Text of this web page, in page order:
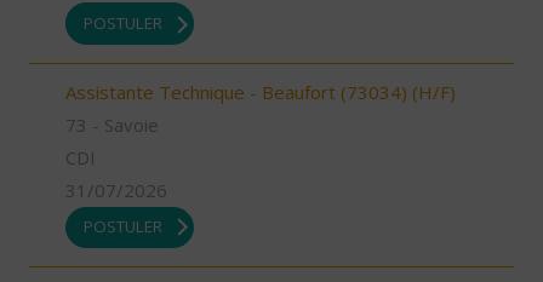
POSTULER
Assistante Technique - Beaufort (73034) (H/F)
73 - Savoie
CDI
31/07/2026
POSTULER